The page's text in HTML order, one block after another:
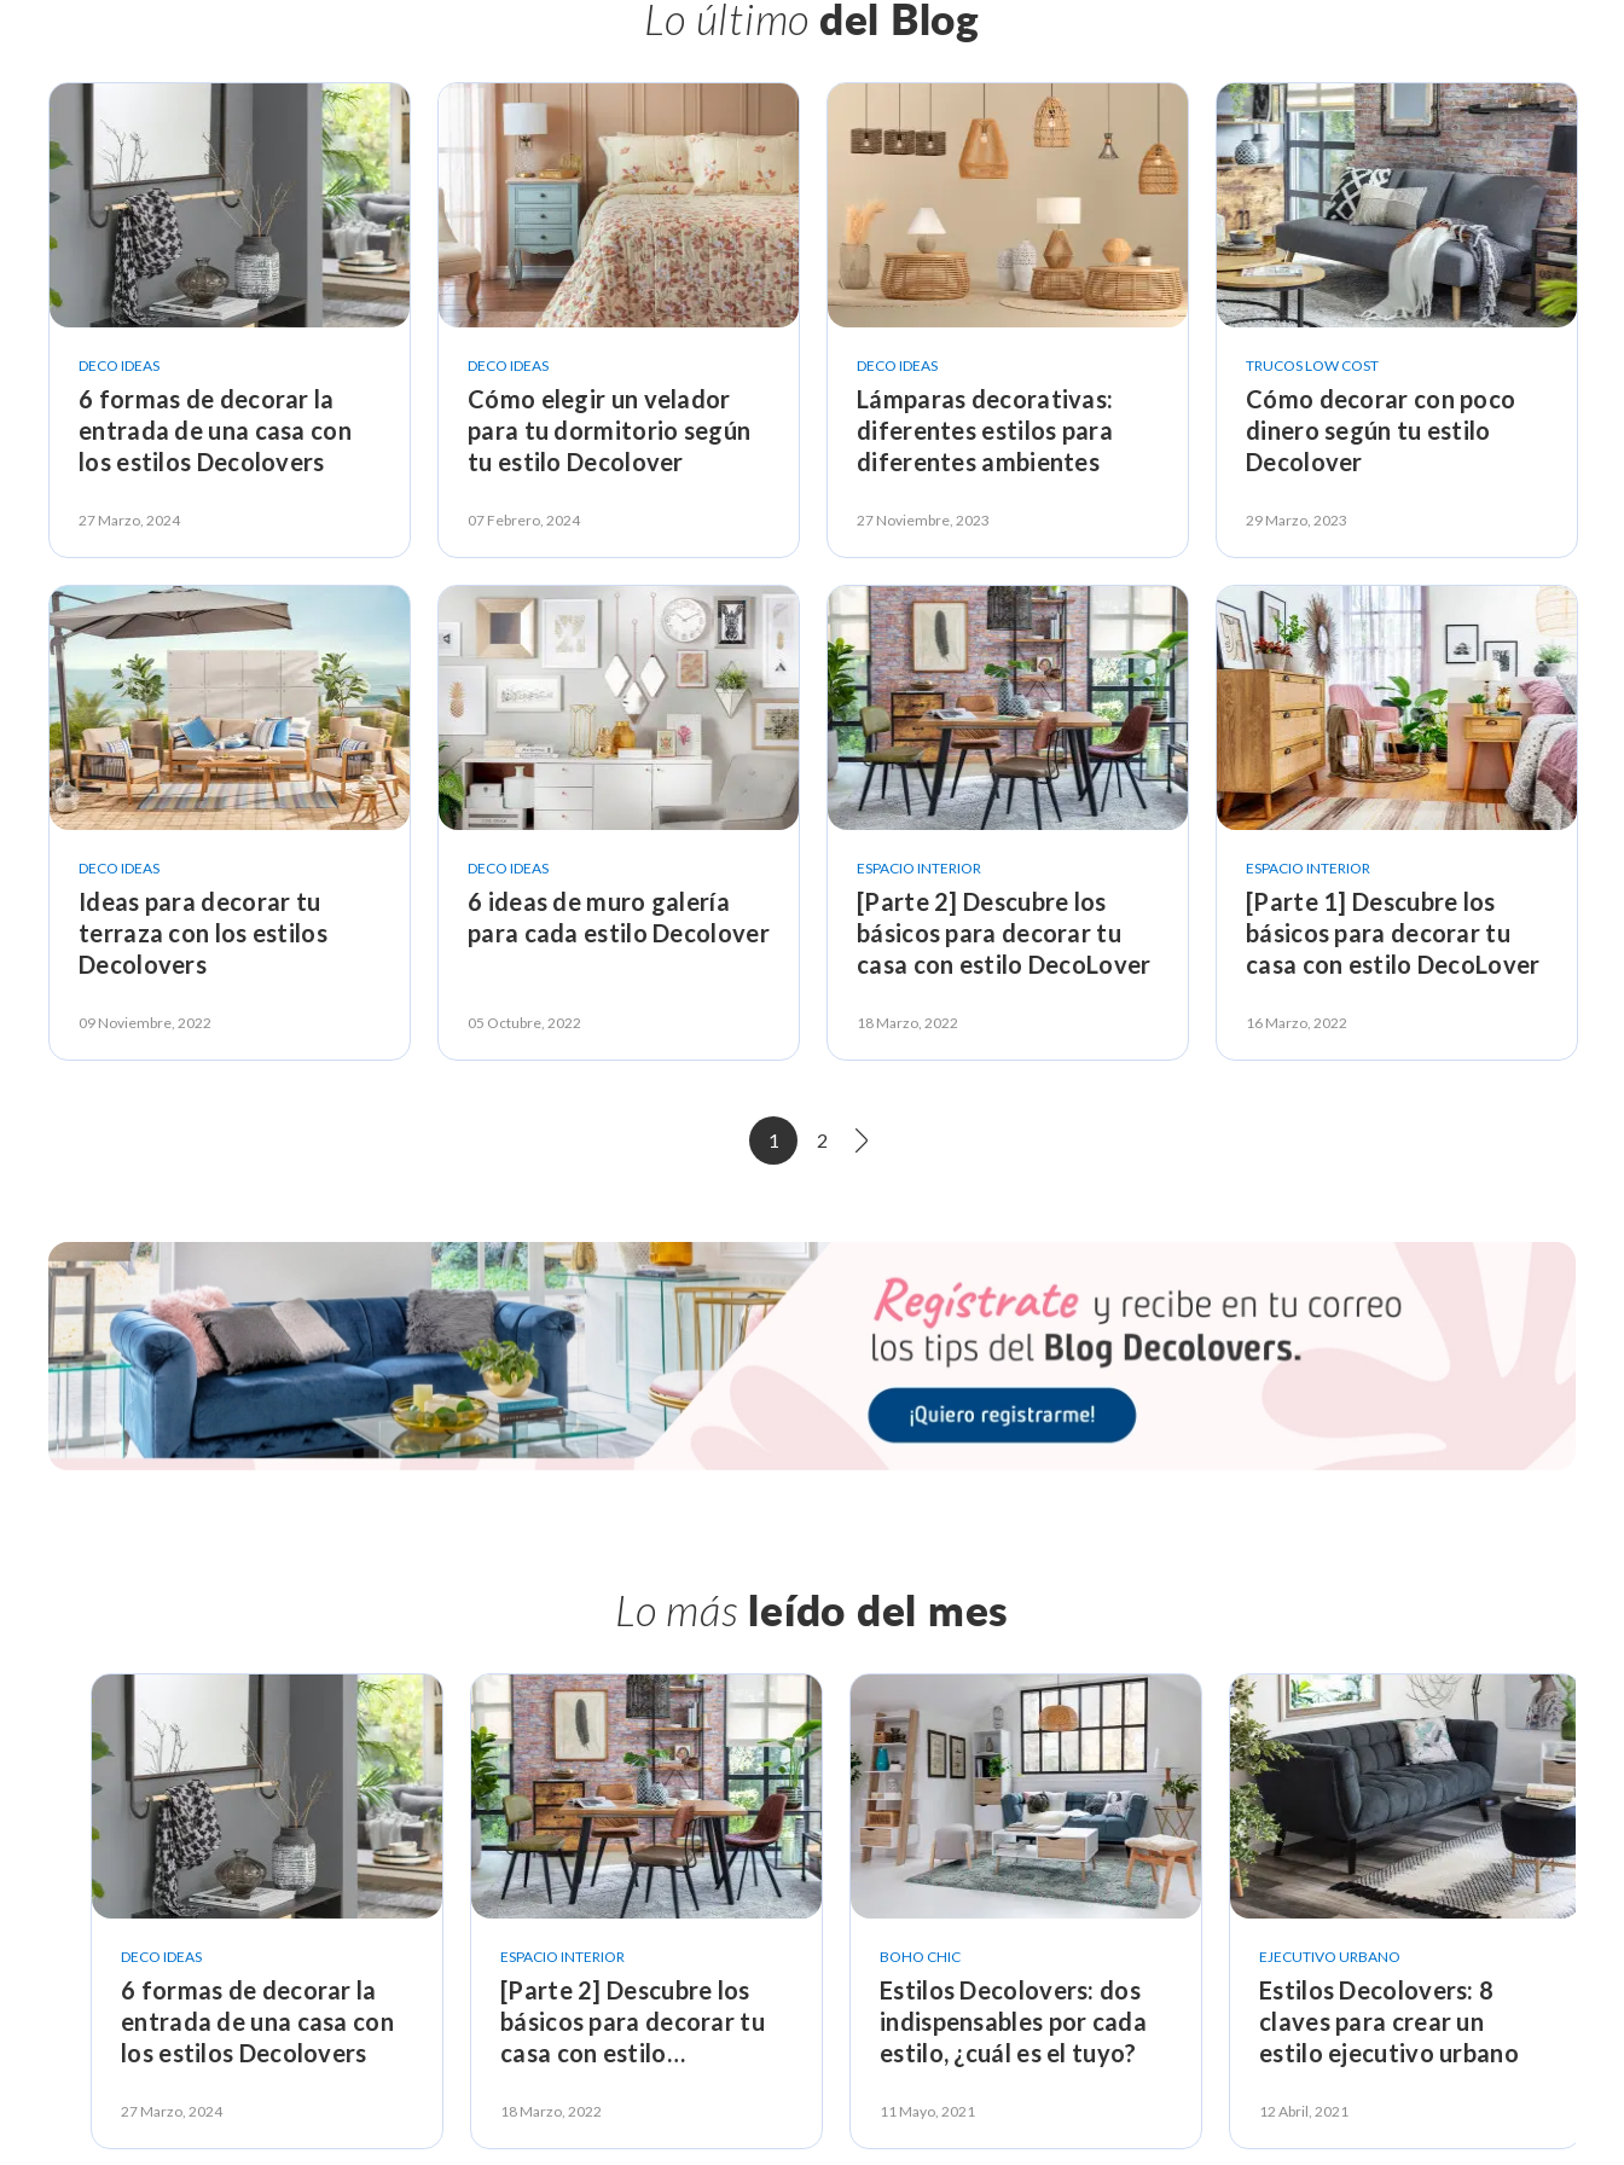
Lo último del Blog
DECO IDEAS
6 formas de decorar la
entrada de una casa con
los estilos Decolovers
27 Marzo, 2024
DECO IDEAS
Cómo elegir un velador
para tu dormitorio según
tu estilo Decolover
07 Febrero, 2024
DECO IDEAS
Lámparas decorativas:
diferentes estilos para
diferentes ambientes
27 Noviembre, 2023
TRUCOS LOW COST
Cómo decorar con poco
dinero según tu estilo
Decolover
29 Marzo, 2023
DECO IDEAS
Ideas para decorar tu
terraza con los estilos
Decolovers
09 Noviembre, 2022
DECO IDEAS
6 ideas de muro galería
para cada estilo Decolover
05 Octubre, 2022
ESPACIO INTERIOR
[Parte 2] Descubre los
básicos para decorar tu
casa con estilo DecoLover
18 Marzo, 2022
ESPACIO INTERIOR
[Parte 1] Descubre los
básicos para decorar tu
casa con estilo DecoLover
16 Marzo, 2022
1 2
Lo más leído del mes
DECO IDEAS
6 formas de decorar la
entrada de una casa con
los estilos Decolovers
27 Marzo, 2024
ESPACIO INTERIOR
[Parte 2] Descubre los
básicos para decorar tu
casa con estilo
18 Marzo, 2022
BOHO CHIC
Estilos Decolovers: dos
indispensables por cada
estilo, ¿cuál es el tuyo?
11 Mayo, 2021
EJECUTIVO URBANO
Estilos Decolovers: 8
claves para crear un
estilo ejecutivo urbano
12 Abril, 2021